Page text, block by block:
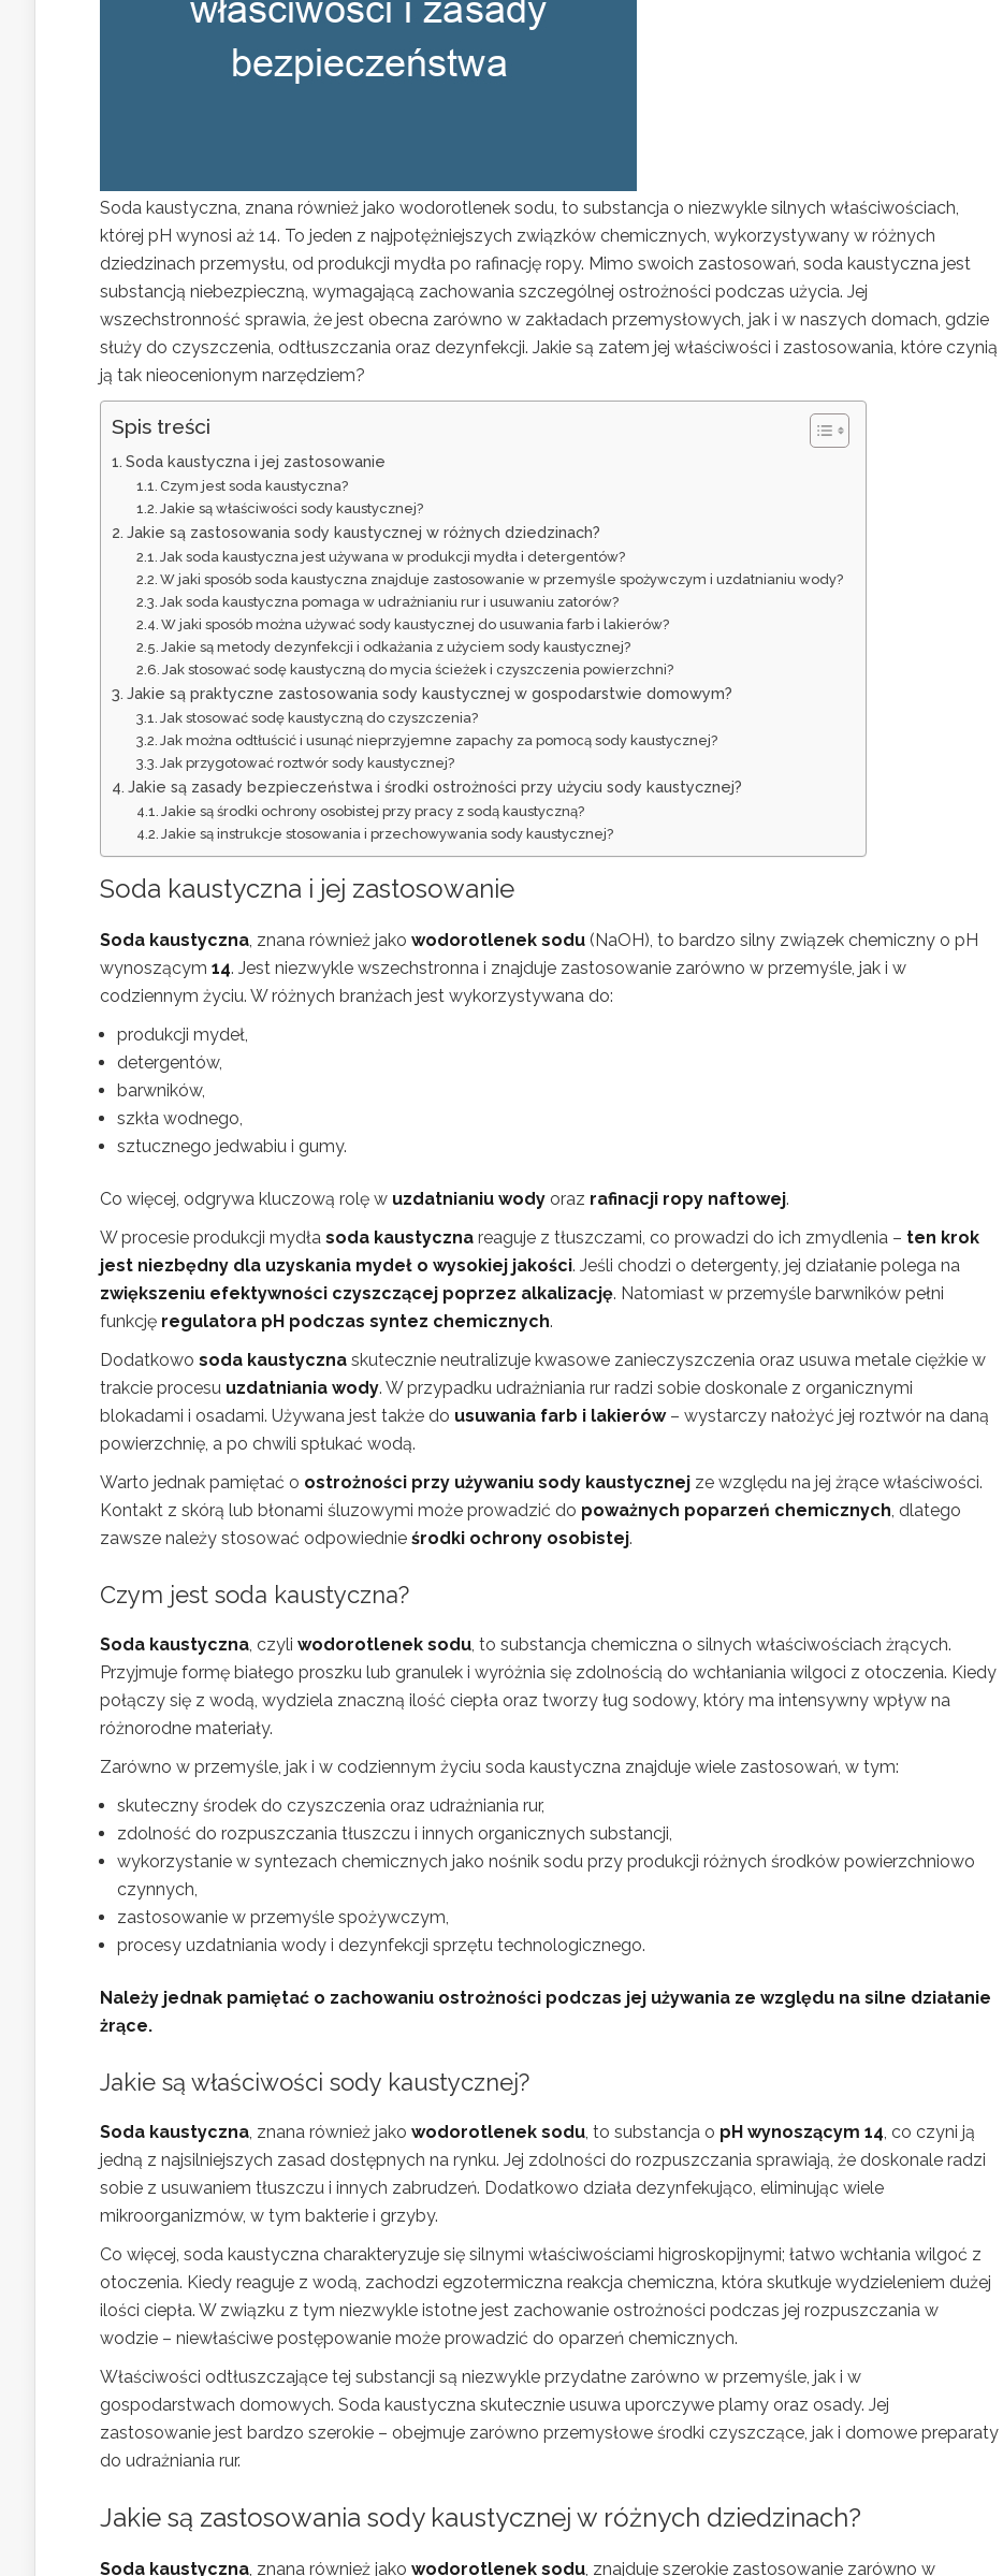
Soda kaustyczna, znana również jako wodorotlenek sodu, to substancja o niezwykle silnych właściwościach,
której pH wynosi aż 14. To jeden z najpotężniejszych związków chemicznych, wykorzystywany w różnych
dziedzinach przemysłu, od produkcji mydła po rafinację ropy. Mimo swoich zastosowań, soda kaustyczna jest
substancją niebezpieczną, wymagającą zachowania szczególnej ostrożności podczas użycia. Jej
wszechstronność sprawia, że jest obecna zarówno w zakładach przemysłowych, jak i w naszych domach, gdzie
służy do czyszczenia, odtłuszczania oraz dezynfekcji. Jakie są zatem jej właściwości i zastosowania, które czynią
ją tak nieocenionym narzędziem?
Spis treści
Soda kaustyczna i jej zastosowanie
Czym jest soda kaustyczna?
Jakie są właściwości sody kaustycznej?
Jakie są zastosowania sody kaustycznej w różnych dziedzinach?
Jak soda kaustyczna jest używana w produkcji mydła i detergentów?
W jaki sposób soda kaustyczna znajduje zastosowanie w przemyśle spożywczym i uzdatnianiu wody?
Jak soda kaustyczna pomaga w udrażnianiu rur i usuwaniu zatorów?
W jaki sposób można używać sody kaustycznej do usuwania farb i lakierów?
Jakie są metody dezynfekcji i odkażania z użyciem sody kaustycznej?
Jak stosować sodę kaustyczną do mycia ścieżek i czyszczenia powierzchni?
Jakie są praktyczne zastosowania sody kaustycznej w gospodarstwie domowym?
Jak stosować sodę kaustyczną do czyszczenia?
Jak można odtłuścić i usunąć nieprzyjemne zapachy za pomocą sody kaustycznej?
Jak przygotować roztwór sody kaustycznej?
Jakie są zasady bezpieczeństwa i środki ostrożności przy użyciu sody kaustycznej?
Jakie są środki ochrony osobistej przy pracy z sodą kaustyczną?
Jakie są instrukcje stosowania i przechowywania sody kaustycznej?
Soda kaustyczna i jej zastosowanie
Soda kaustyczna, znana również jako wodorotlenek sodu (NaOH), to bardzo silny związek chemiczny o pH
wynoszącym 14. Jest niezwykle wszechstronna i znajduje zastosowanie zarówno w przemyśle, jak i w
codziennym życiu. W różnych branżach jest wykorzystywana do:
produkcji mydeł,
detergentów,
barwników,
szkła wodnego,
sztucznego jedwabiu i gumy.
Co więcej, odgrywa kluczową rolę w uzdatnianiu wody oraz rafinacji ropy naftowej.
W procesie produkcji mydła soda kaustyczna reaguje z tłuszczami, co prowadzi do ich zmydlenia – ten krok
jest niezbędny dla uzyskania mydeł o wysokiej jakości. Jeśli chodzi o detergenty, jej działanie polega na
zwiększeniu efektywności czyszczącej poprzez alkalizację. Natomiast w przemyśle barwników pełni
funkcję regulatora pH podczas syntez chemicznych.
Dodatkowo soda kaustyczna skutecznie neutralizuje kwasowe zanieczyszczenia oraz usuwa metale ciężkie w
trakcie procesu uzdatniania wody. W przypadku udrażniania rur radzi sobie doskonale z organicznymi
blokadami i osadami. Używana jest także do usuwania farb i lakierów– wystarczy nałożyć jej roztwór na daną
powierzchnię, a po chwili spłukać wodą.
Warto jednak pamiętać o ostrożności przy używaniu sody kaustycznej ze względu na jej żrące właściwości.
Kontakt z skórą lub błonami śluzowymi może prowadzić do poważnych poparzeń chemicznych, dlatego
zawsze należy stosować odpowiednie środki ochrony osobistej.
Czym jest soda kaustyczna?
Soda kaustyczna, czyli wodorotlenek sodu, to substancja chemiczna o silnych właściwościach żrących.
Przyjmuje formę białego proszku lub granulek i wyróżnia się zdolnością do wchłaniania wilgoci z otoczenia. Kiedy
połączy się z wodą, wydziela znaczną ilość ciepła oraz tworzy ług sodowy, który ma intensywny wpływ na
różnorodne materiały.
Zarówno w przemyśle, jak i w codziennym życiu soda kaustyczna znajduje wiele zastosowań, w tym:
skuteczny środek do czyszczenia oraz udrażniania rur,
zdolność do rozpuszczania tłuszczu i innych organicznych substancji,
wykorzystanie w syntezach chemicznych jako nośnik sodu przy produkcji różnych środków powierzchniowo
czynnych,
zastosowanie w przemyśle spożywczym,
procesy uzdatniania wody i dezynfekcji sprzętu technologicznego.
Należy jednak pamiętać o zachowaniu ostrożności podczas jej używania ze względu na silne działanie
żrące.
Jakie są właściwości sody kaustycznej?
Soda kaustyczna, znana również jako wodorotlenek sodu, to substancja o pH wynoszącym 14, co czyni ją
jedną z najsilniejszych zasad dostępnych na rynku. Jej zdolności do rozpuszczania sprawiają, że doskonale radzi
sobie z usuwaniem tłuszczu i innych zabrudzeń. Dodatkowo działa dezynfekująco, eliminując wiele
mikroorganizmów, w tym bakterie i grzyby.
Co więcej, soda kaustyczna charakteryzuje się silnymi właściwościami higroskopijnymi; łatwo wchłania wilgoć z
otoczenia. Kiedy reaguje z wodą, zachodzi egzotermiczna reakcja chemiczna, która skutkuje wydzieleniem dużej
ilości ciepła. W związku z tym niezwykle istotne jest zachowanie ostrożności podczas jej rozpuszczania w
wodzie – niewłaściwe postępowanie może prowadzić do oparzeń chemicznych.
Właściwości odtłuszczające tej substancji są niezwykle przydatne zarówno w przemyśle, jak i w
gospodarstwach domowych. Soda kaustyczna skutecznie usuwa uporczywe plamy oraz osady. Jej
zastosowanie jest bardzo szerokie – obejmuje zarówno przemysłowe środki czyszczące, jak i domowe preparaty
do udrażniania rur.
Jakie są zastosowania sody kaustycznej w różnych dziedzinach?
Soda kaustyczna, znana również jako wodorotlenek sodu, znajduje szerokie zastosowanie zarówno w